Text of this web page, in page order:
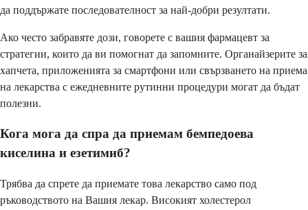
да поддържате последователност за най-добри резултати.
Ако често забравяте дози, говорете с вашия фармацевт за
стратегии, които да ви помогнат да запомните. Органайзерите за
хапчета, приложенията за смартфони или свързването на приема
на лекарства с ежедневните рутинни процедури могат да бъдат
полезни.
Кога мога да спра да приемам бемпедоева
киселина и езетимиб?
Трябва да спрете да приемате това лекарство само под
ръководството на Вашия лекар. Високият холестерол